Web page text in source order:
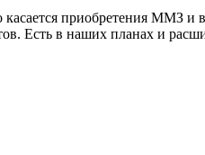
приобретения ММЗ и
Есть в наших планах и